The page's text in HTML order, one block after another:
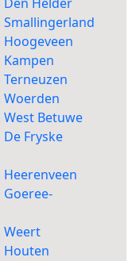
Woerden
Betuwe
Fryske
Weert
Houten